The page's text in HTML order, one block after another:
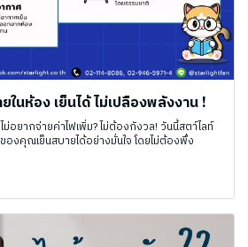
ในห้อง เย็นได้ ไม่เปลืองพลังงาน !
อยากจ่ายค่าไฟเพิ่ม? ไม่ต้องกังวล! วันนี้สตา์ไลท์
องคุณเย็นสบายได้อย่างมั่นใจ โดยไม่ต้องพึ่ง